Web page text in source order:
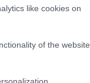
like cookies on
of the website
Tra i